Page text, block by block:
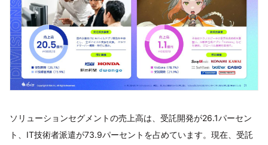
ソリューションセグメントの売上高は、受託開発が26.1パーセン
ト、IT技術者派遣が73.9パーセントを占めています。現在、受託